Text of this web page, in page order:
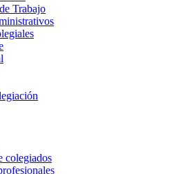
Trabajo
colegiados